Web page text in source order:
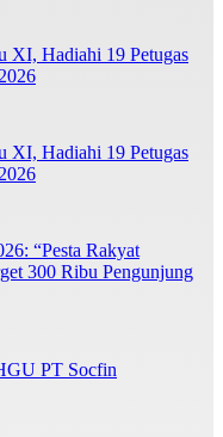
XI, Hadiahi 19 Petugas
XI, Hadiahi 19 Petugas
“Pesta Rakyat
300 Ribu Pengunjung
PT Socfin